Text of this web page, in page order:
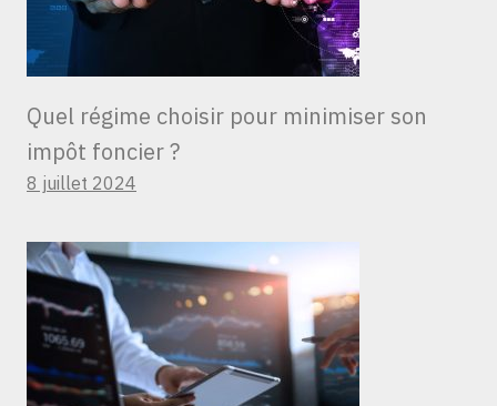
Quel régime choisir pour minimiser son
impôt foncier ?
8 juillet 2024